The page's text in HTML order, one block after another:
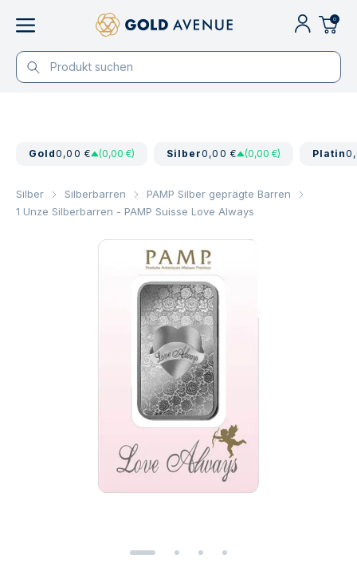
0
Gold0,00 € (0,00 €) Silber0,00 € (0,00 €) Platin
Silber Silberbarren
PAMP Silber geprägte Barren
1 Unze Silberbarren - PAMP Suisse Love Always